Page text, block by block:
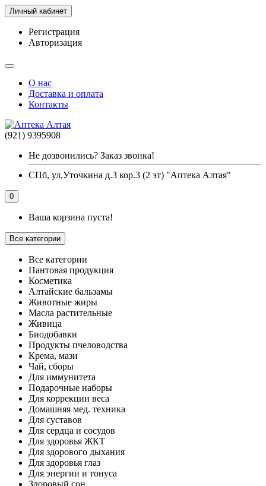
Личный кабинет
Регистрация
Авторизация
О нас
Доставка и оплата
Контакты
(921) 9395908
Не дозвонились? Заказ звонка!
СПб, ул,Уточкина д.3 кор.3 (2 эт) "Аптека Алтая"
0
Ваша корзина пуста!
Все категории
Все категории
Пантовая продукция
Косметика
Алтайские бальзамы
Животные жиры
Масла растительные
Живица
Биодобавки
Продукты пчеловодства
Крема, мази
Чай, сборы
Для иммунитета
Подарочные наборы
Для коррекции веса
Домашняя мед. техника
Для суставов
Для сердца и сосудов
Для здоровья ЖКТ
Для здорового дыхания
Для здоровья глаз
Для энергии и тонуса
Здоровый сон